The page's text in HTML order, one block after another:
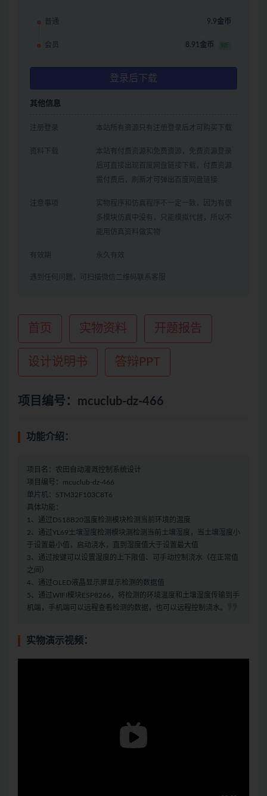
普通 9.9金币
会员 8.91金币 9折
登录后下载
其他信息
注册登录 本站所有资源只有注册登录后才可购买下载
资料下载
本站有付费资源和免费资源，免费资源登录
后可直接出现百度网盘链接下载，付费资源
需付费后，刷新才可弹出百度网盘链接
注意事项
实物程序和仿真程序不一定一致，因为有很
多模块仿真中没有，只能模拟代替，所以不
能用仿真资料做实物
有效期 永久有效
遇到任何问题，可扫描微信二维码联系客服
首页 实物资料 开题报告
设计说明书 答辩PPT
项目编号：mcuclub-dz-466
功能介绍：
项目名：农田自动灌溉控制系统设计
项目编号：mcuclub-dz-466
单片机：STM32F103C8T6
具体功能：
1、通过DS18B20温度检测模块检测当前环境的温度
2、通过YL69土壤湿度检测模块测检测当前土壤湿度，当土壤湿度小
于设置最小值，启动浇水，直到湿度值大于设置最大值
3、通过按键可以设置湿度的上下限值、可手动控制浇水（在正常值
之间）
4、通过OLED液晶显示屏显示检测的数据值
5、通过WIFI模块ESP8266，将检测的环境温度和土壤湿度传输到手
机端，手机端可以远程查看检测的数据，也可以远程控制浇水。
实物演示视频：